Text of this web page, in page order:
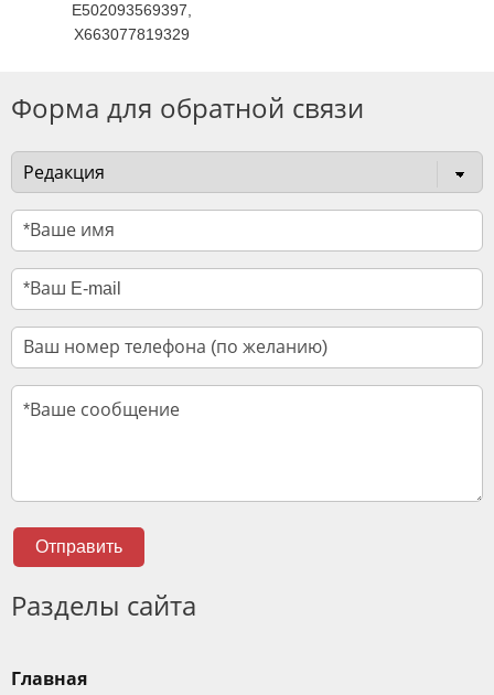
E502093569397,
X663077819329
Форма для обратной связи
Отправить
Разделы сайта
Главная